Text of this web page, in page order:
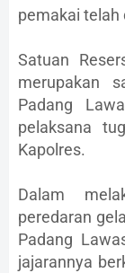
pemakai telah
Satuan
merupakan
Padang
pelaksana
Kapolres.
Dalam
peredaran
Padang
jajarannya